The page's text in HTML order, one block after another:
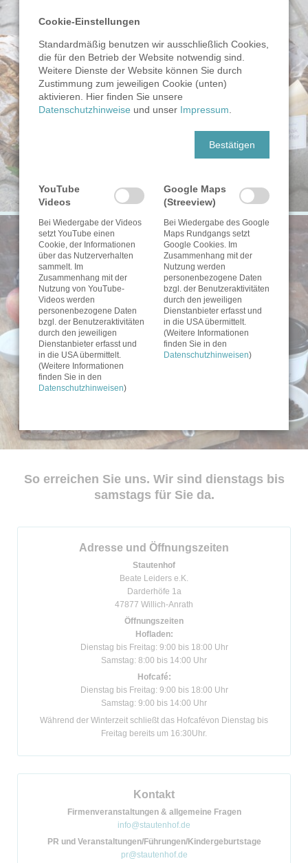
So erreichen Sie uns. Wir sind dienstags bis
samstags für Sie da.
Adresse und Öffnungszeiten
Stautenhof
Beate Leiders e.K.
Darderhöfe 1a
47877 Willich-Anrath
Öffnungszeiten
Hofladen:
Dienstag bis Freitag: 9:00 bis 18:00 Uhr
Samstag: 8:00 bis 14:00 Uhr
Hofcafé:
Dienstag bis Freitag: 9:00 bis 18:00 Uhr
Samstag: 9:00 bis 14:00 Uhr
Während der Winterzeit schließt das Hofcafévon Dienstag bis
Freitag bereits um 16:30Uhr.
Kontakt
Firmenveranstaltungen & allgemeine Fragen
info@stautenhof.de
PR und Veranstaltungen/Führungen/Kindergeburtstage
pr@stautenhof.de
Cookie-Einstellungen
Standardmäßig benutzen wir ausschließlich Cookies,
die für den Betrieb der Website notwendig sind.
Weitere Dienste der Website können Sie durch
Zustimmung zum jeweiligen Cookie (unten)
aktivieren. Hier finden Sie unsere
Datenschutzhinweise und unser Impressum
Bestätigen
YouTube
Videos
Bei Wiedergabe der Videos
setzt YouTube einen
Cookie, der Informationen
über das Nutzerverhalten
sammelt. Im
Zusammenhang mit der
Nutzung von YouTube-
Videos werden
personenbezogene Daten
bzgl. der Benutzeraktivitäten
durch den jeweiligen
Dienstanbieter erfasst und
in die USA übermittelt.
(Weitere Informationen
finden Sie in den
Datenschutzhinweisen)
Google Maps
(Streeview)
Bei Wiedergabe des Google
Maps Rundgangs setzt
Google Cookies. Im
Zusammenhang mit der
Nutzung werden
personenbezogene Daten
bzgl. der Benutzeraktivitäten
durch den jeweiligen
Dienstanbieter erfasst und
in die USA übermittelt.
(Weitere Informationen
finden Sie in den
Datenschutzhinweisen)